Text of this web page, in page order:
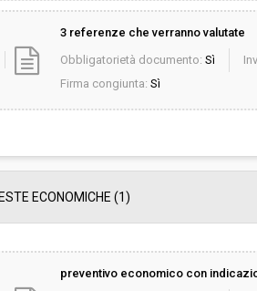
3 referenze che verranno valutate
Obbligatorietà documento: Sì
Firma congiunta: Sì
ECONOMICHE (1)
preventivo economico con